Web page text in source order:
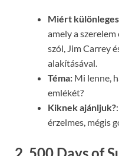
Miért
amely a
szól, Jim Carrey
alakításával.
Téma: Mi lenne,
emlékét?
Kiknek ajánljuk?
érzelmes, mégis